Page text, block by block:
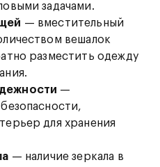
задачами.
— вместительный
вешалок
разместить одежду
—
для хранения
— наличие зеркала в